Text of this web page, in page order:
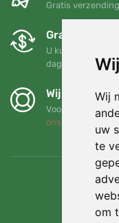
Wij
uw
te
om
Gratis
Gratis ruilen
U kunt uw
dagen
Wij steunen
Voor elke
ons